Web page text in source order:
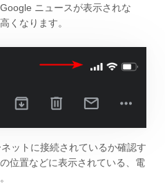
ニュースが表示されな
くなります。
ットに接続されているか確認す
位置などに表示されている、電